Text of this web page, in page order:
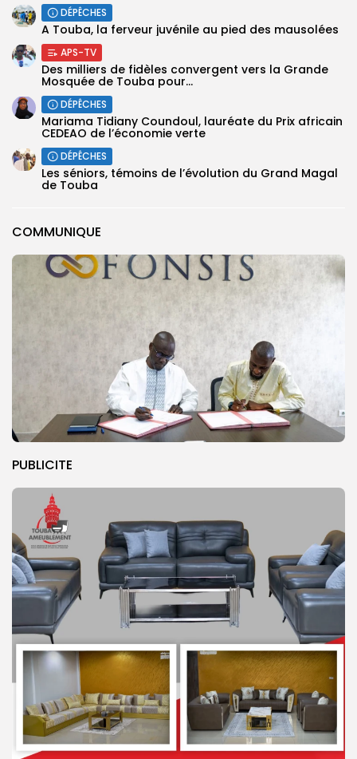
COMMUNIQUE
PUBLICITE
DÉPÊCHES
A Touba, la ferveur juvénile au pied des mausolées
APS-TV
Des milliers de fidèles convergent vers la Grande
Mosquée de Touba pour...
DÉPÊCHES
Mariama Tidiany Coundoul, lauréate du Prix africain
CEDEAO de l’économie verte
DÉPÊCHES
Les séniors, témoins de l’évolution du Grand Magal
de Touba